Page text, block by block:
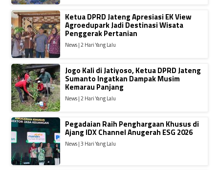
Ketua DPRD Jateng Apresiasi EK View
Agroedupark Jadi Destinasi Wisata
Penggerak Pertanian
News | 2 Hari Yang Lalu
Jogo Kali di Jatiyoso, Ketua DPRD Jateng
Sumanto Ingatkan Dampak Musim
Kemarau Panjang
News | 2 Hari Yang Lalu
Pegadaian Raih Penghargaan Khusus di
Ajang IDX Channel Anugerah ESG 2026
News | 3 Hari Yang Lalu